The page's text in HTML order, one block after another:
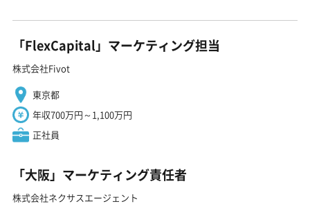
「FlexCapital」マーケティング担当
株式会社Fivot
東京都
年収700万円～1,100万円
正社員
「大阪」マーケティング責任者
株式会社ネクサスエージェント